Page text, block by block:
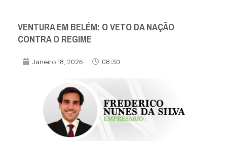
VENTURA EM BELÉM: O VETO DA NAÇÃO
CONTRA O REGIME
Janeiro 18, 2026 08:30